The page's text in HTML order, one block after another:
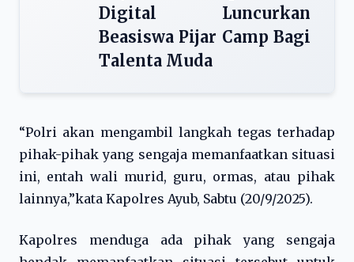
Digital Luncurkan
Beasiswa Pijar Camp Bagi
Talenta Muda
“Polri akan mengambil langkah tegas terhadap
pihak-pihak yang sengaja memanfaatkan situasi
ini, entah wali murid, guru, ormas, atau pihak
lainnya,”kata Kapolres Ayub, Sabtu (20/9/2025).
Kapolres menduga ada pihak yang sengaja